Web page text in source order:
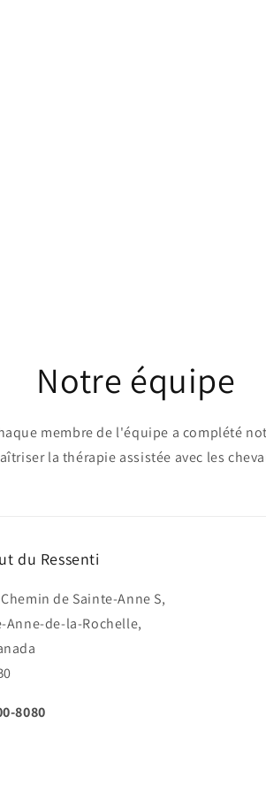
Notre équipe
membre de l'équipe a complété
la thérapie assistée avec les
du Ressenti
de Sainte-Anne S,
Anne-de-la-Rochelle,
8080